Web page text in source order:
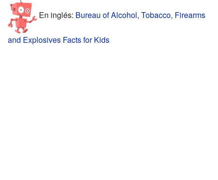
En inglés: Bureau of Alcohol, Tobacco, Firearms
and Explosives Facts for Kids